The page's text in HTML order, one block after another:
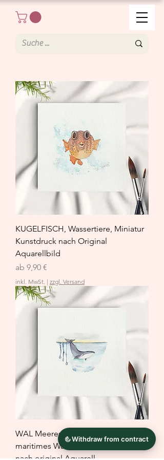
KUGELFISCH, Wassertiere, Miniatur
Kunstdruck nach Original
Aquarellbild
ab 9,90 €
Sale-Preis
inkl. MwSt. | zzgl. Versand
WAL Meerestiere Miniatur,
maritimes Wandbild Kunstdruck